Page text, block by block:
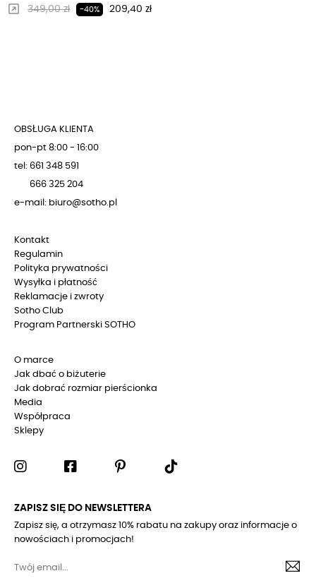
Regularna cena
349,00 zł -40% Cena
209,40 zł
OBSŁUGA KLIENTA
pon-pt 8:00 - 16:00
tel: 661 348 591
666 325 204
e-mail: biuro@sotho.pl
Kontakt
Regulamin
Polityka prywatności
Wysyłka i płatność
Reklamacje i zwroty
Sotho Club
Program Partnerski SOTHO
O marce
Jak dbać o biżuterie
Jak dobrać rozmiar pierścionka
Media
Współpraca
Sklepy
ZAPISZ SIĘ DO NEWSLETTERA
Zapisz się, a otrzymasz 10% rabatu na zakupy oraz informacje o
nowościach i promocjach!